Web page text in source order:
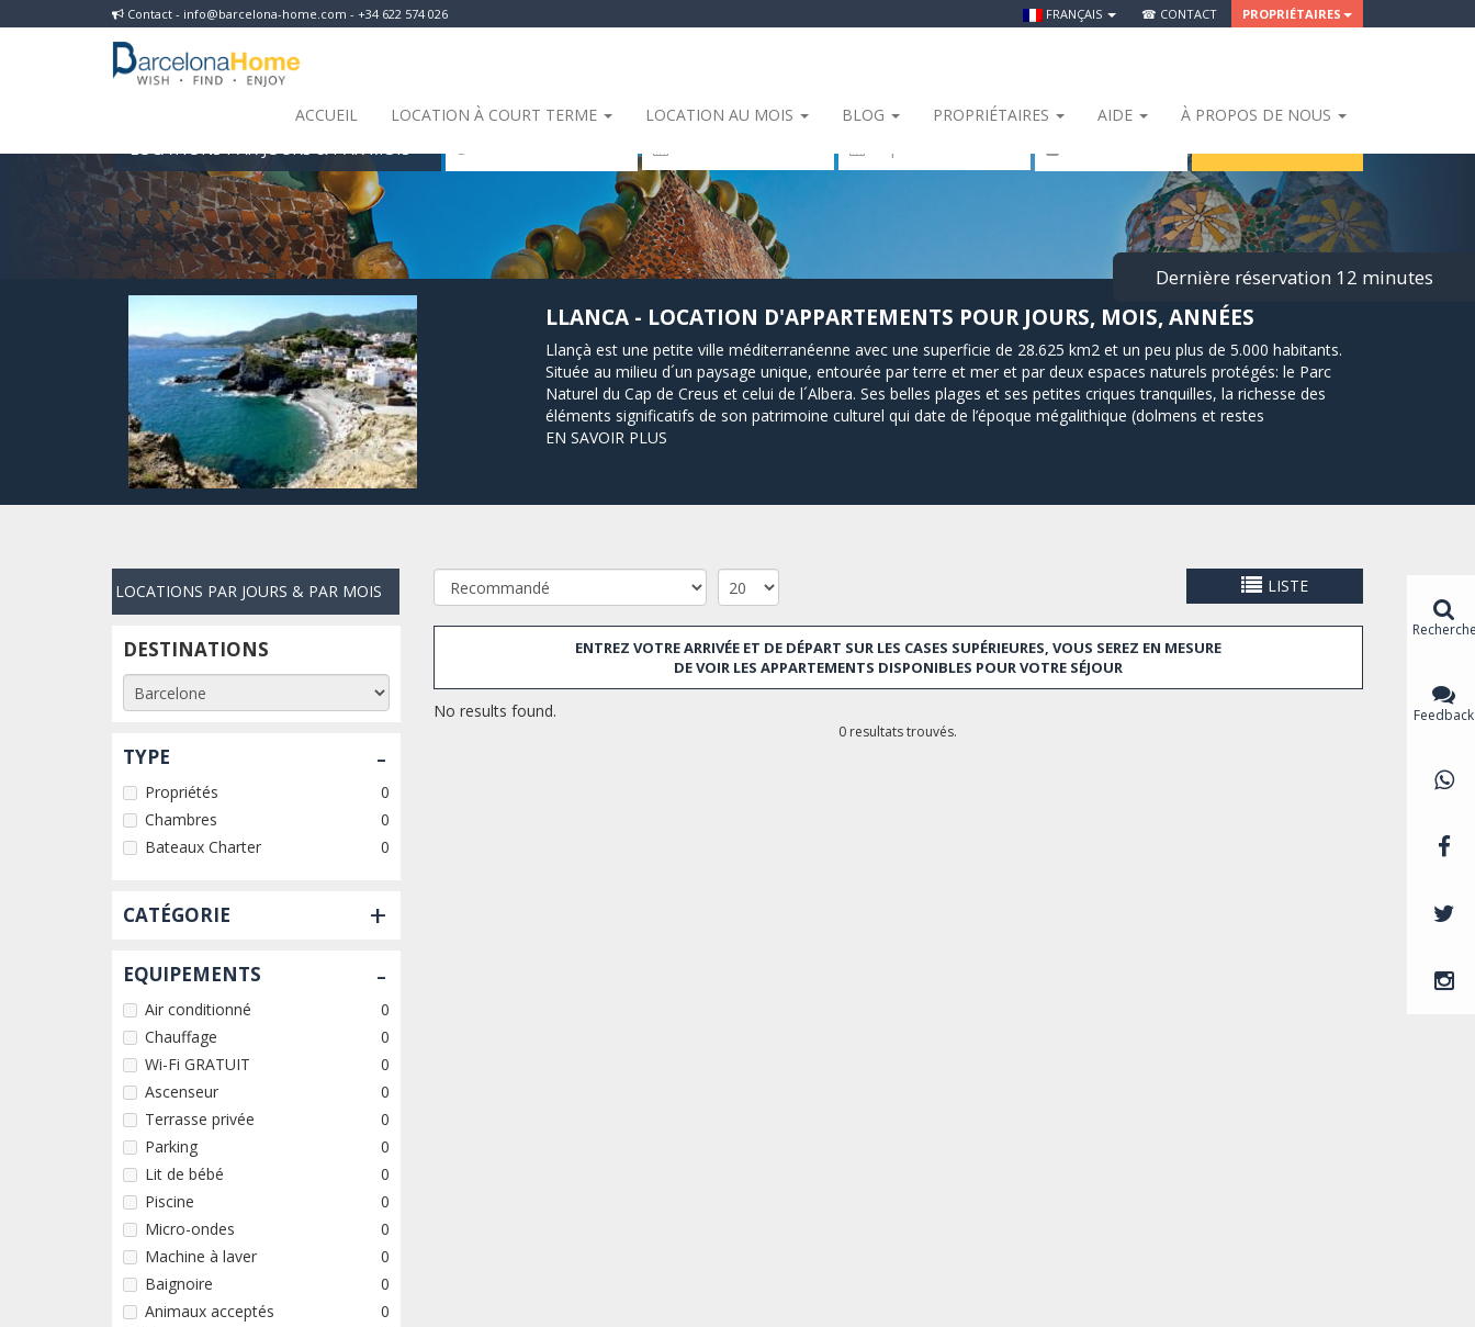
Contact - info@barcelona-home.com - +34 622 574 026 FRANÇAIS ☎ CONTACT PROPRIÉTAIRES
ACCUEIL LOCATION À COURT TERME LOCATION AU MOIS BLOG PROPRIÉTAIRES AIDE À PROPOS DE NOUS
LLANCA - LOCATION D'APPARTEMENTS POUR JOURS, MOIS, ANNÉES
Llançà est une petite ville méditerranéenne avec une superficie de 28.625 km2 et un peu plus de 5.000 habitants.
Située au milieu d´un paysage unique, entourée par terre et mer et par deux espaces naturels protégés: le Parc
Naturel du Cap de Creus et celui de l´Albera. Ses belles plages et ses petites criques tranquilles, la richesse des
éléments significatifs de son patrimoine culturel qui date de l’époque mégalithique (dolmens et restes
préhistoriques) aux traces vestiges de l’architecture préromane, font de Llançà la destination idéale pour des
EN SAVOIR PLUS
LOCATIONS PAR JOURS & PAR MOIS
DESTINATIONS
TYPE -
Propriétés
0
Chambres
0
Bateaux Charter
0
CATÉGORIE +
EQUIPEMENTS -
Air conditionné
0
Chauffage
0
Wi-Fi GRATUIT
0
Ascenseur
0
Terrasse privée
0
Parking
0
Lit de bébé
0
Piscine
0
Micro-ondes
0
Machine à laver
0
Baignoire
0
Animaux acceptés
0
LISTE
ENTREZ VOTRE ARRIVÉE ET DE DÉPART SUR LES CASES SUPÉRIEURES, VOUS SEREZ EN MESURE
DE VOIR LES APPARTEMENTS DISPONIBLES POUR VOTRE SÉJOUR
No results found.
0 resultats trouvés.
Dernière réservation 12 minutes
Feedback